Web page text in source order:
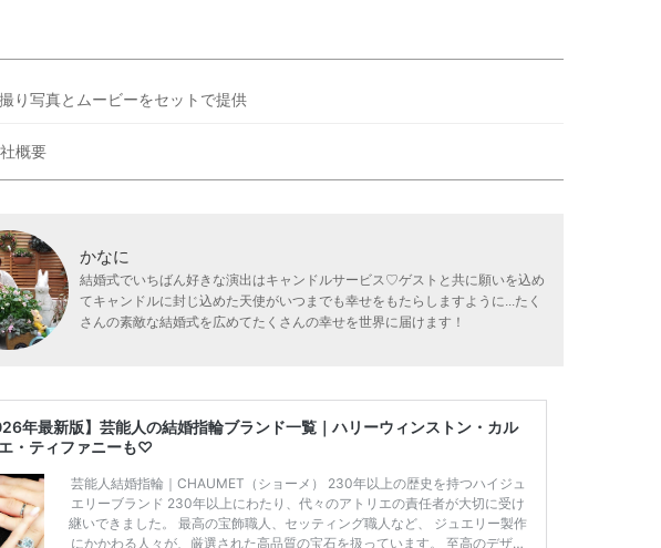
り写真とムービーをセットで提供
概要
かなに
結婚式でいちばん好きな演出はキャンドルサービス♡ゲストと共に願いを込め
てキャンドルに封じ込めた天使がいつまでも幸せをもたらしますように...たく
さんの素敵な結婚式を広めてたくさんの幸せを世界に届けます！
年最新版】芸能人の結婚指輪ブランド一覧｜ハリーウィンストン・カル
・ティファニーも♡
芸能人結婚指輪｜CHAUMET（ショーメ） 230年以上の歴史を持つハイジュ
エリーブランド 230年以上にわたり、代々のアトリエの責任者が大切に受け
継いできました。 最高の宝飾職人、セッティング職人など、 ジュエリー製作
にかかわる人々が、厳選された高品質の宝石を扱っています。 至高のデザイ